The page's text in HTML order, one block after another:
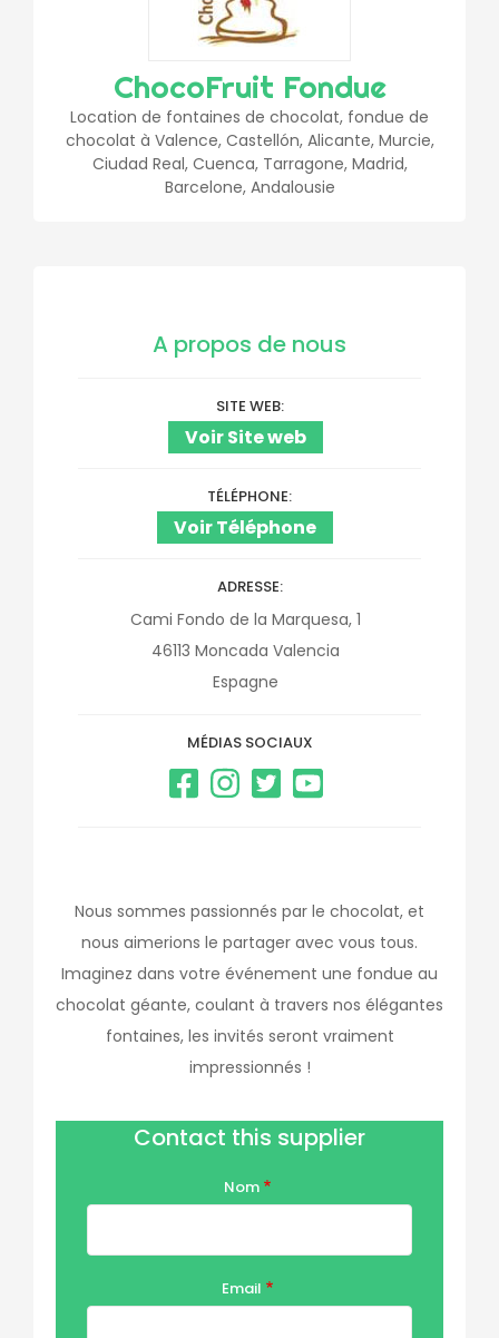
ChocoFruit Fondue
Location de fontaines de chocolat, fondue de
chocolat à Valence, Castellón, Alicante, Murcie,
Ciudad Real, Cuenca, Tarragone, Madrid,
Barcelone, Andalousie
A propos de nous
SITE WEB
Voir Site web
TÉLÉPHONE
Voir Téléphone
ADRESSE
Cami Fondo de la Marquesa, 1
46113 Moncada Valencia
Espagne
MÉDIAS SOCIAUX
Nous sommes passionnés par le chocolat, et
nous aimerions le partager avec vous tous.
Imaginez dans votre événement une fondue au
chocolat géante, coulant à travers nos élégantes
fontaines, les invités seront vraiment
impressionnés !
Contact this supplier
Nom
Email